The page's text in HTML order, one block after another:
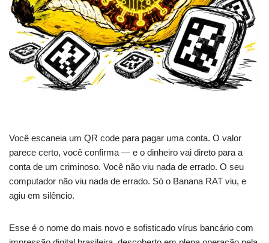
Você escaneia um QR code para pagar uma conta. O valor
parece certo, você confirma — e o dinheiro vai direto para a
conta de um criminoso. Você não viu nada de errado. O seu
computador não viu nada de errado. Só o Banana RAT viu, e
agiu em silêncio.
Esse é o nome do mais novo e sofisticado vírus bancário com